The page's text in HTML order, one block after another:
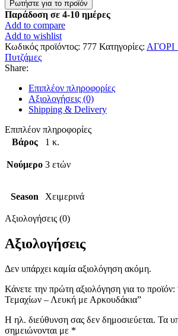
Τεμαχίων
–
Λευκή
με
Αρκουδάκια
ποσότητα
Παράδοση σε 4-10 ημέρες
Add to compare
Add to wishlist
Κωδικός προϊόντος: 777 Κατηγορίες: ΑΓΟΡΙ
Πυτζάμες
Share:
Επιπλέον πληροφορίες
Αξιολογήσεις (0)
Shipping & Delivery
Επιπλέον πληροφορίες
Βάρος
1 κ.
Νούμερο 3 ετών
Season Χειμερινά
Αξιολογήσεις (0)
Αξιολογήσεις
Δεν υπάρχει καμία αξιολόγηση ακόμη.
Κάνετε την πρώτη αξιολόγηση για το
Τεμαχίων – Λευκή με Αρκουδάκια”
Η ηλ. διεύθυνση σας δεν δημοσιεύεται. Τα
σημειώνονται με *